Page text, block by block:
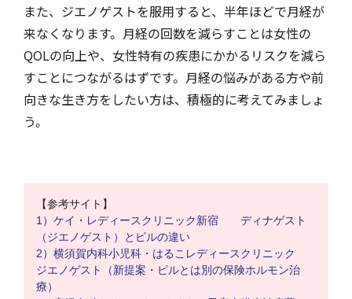
また、ジエノゲストを服用すると、半年ほどで月経が
来なくなります。月経の回数を減らすことは女性の
QOLの向上や、女性特有の疾患にかかるリスクを減ら
すことにつながるはずです。月経の悩みがある方や前
向きな生き方をしたい方は、積極的に考えてみましょ
う。
【参考サイト】
1）ケイ・レディースクリニック新宿 ディナゲスト
（ジエノゲスト）とピルの違い
2）横須賀内科小児科・はるこレディースクリニック
ジエノゲスト（新提案・ピルとは別の保険ホルモン治
療）